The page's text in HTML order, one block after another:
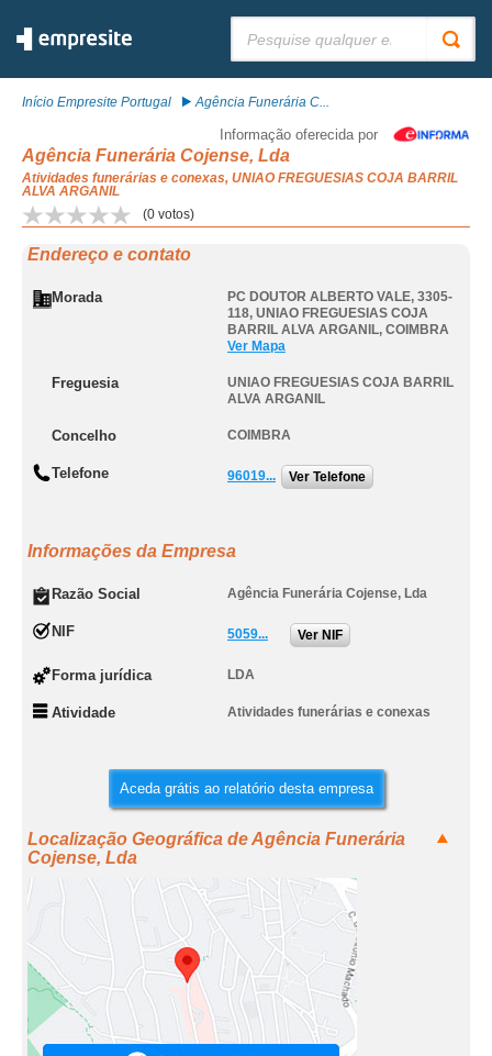
Início Empresite Portugal Agência Funerária C...
Informação oferecida por
Agência Funerária Cojense, Lda
Atividades funerárias e conexas, UNIAO FREGUESIAS COJA BARRIL
ALVA ARGANIL
(0 votos)
Endereço e contato
Morada
PC DOUTOR ALBERTO VALE, 3305-
118, UNIAO FREGUESIAS COJA
BARRIL ALVA ARGANIL, COIMBRA
Ver Mapa
Freguesia
UNIAO FREGUESIAS COJA BARRIL
ALVA ARGANIL
Concelho COIMBRA
Telefone 96019... Ver Telefone
Informações da Empresa
Razão Social Agência Funerária Cojense, Lda
NIF 5059... Ver NIF
Forma jurídica LDA
Atividade Atividades funerárias e conexas
Aceda grátis ao relatório desta empresa
Localização Geográfica de Agência Funerária
Cojense, Lda